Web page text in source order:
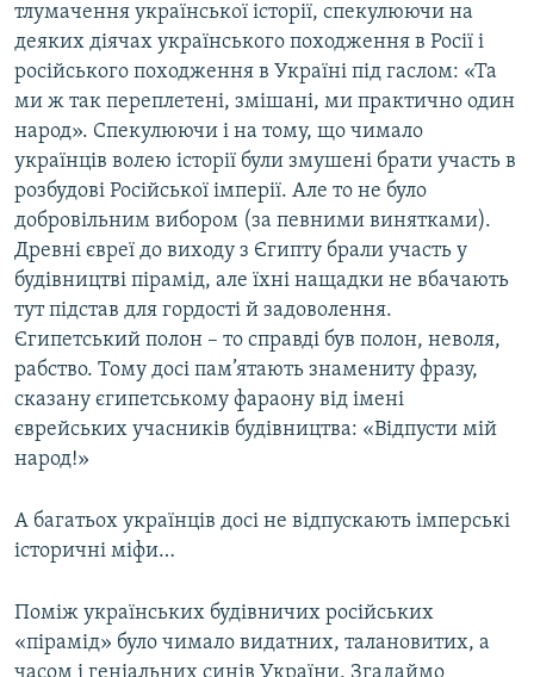
тлумачення української історії, спекулюючи на
деяких діячах українського походження в Росії і
російського походження в Україні під гаслом: «Та
ми ж так переплетені, змішані, ми практично один
народ». Спекулюючи і на тому, що чимало
українців волею історії були змушені брати участь в
розбудові Російської імперії. Але то не було
добровільним вибором (за певними винятками).
Древні євреї до виходу з Єгипту брали участь у
будівництві пірамід, але їхні нащадки не вбачають
тут підстав для гордості й задоволення.
Єгипетський полон – то справді був полон, неволя,
рабство. Тому досі пам’ятають знамениту фразу,
сказану єгипетському фараону від імені
єврейських учасників будівництва: «Відпусти мій
народ!»
А багатьох українців досі не відпускають імперські
історичні міфи…
Поміж українських будівничих російських
«пірамід» було чимало видатних, талановитих, а